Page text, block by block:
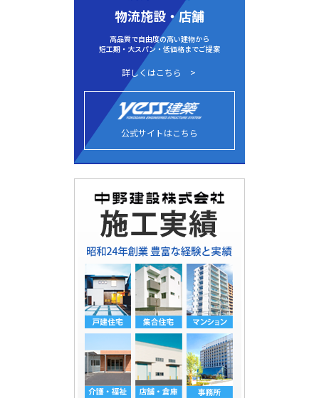
物流施設・店舗
高品質で自由度の高い建物から
短工期・大スパン・低価格までご提案
詳しくはこちら
公式サイトはこちら